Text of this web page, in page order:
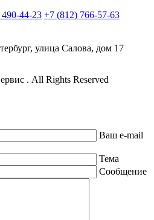
44-23 +7 (812) 766-57-63
улица Салова, дом 17
. All Rights Reserved
Ваш e-mail
Тема
Сообщение